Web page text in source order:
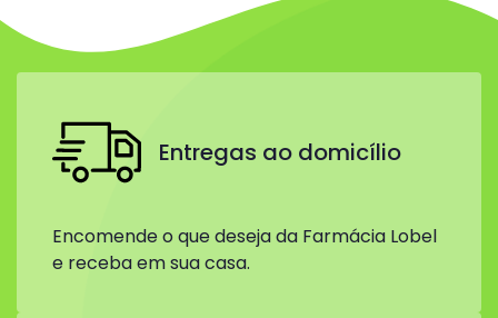
Entregas ao domicílio
Encomende o que deseja da Farmácia Lobel
e receba em sua casa.